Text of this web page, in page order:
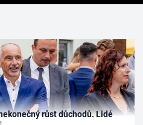
růst důchodů. Lidé